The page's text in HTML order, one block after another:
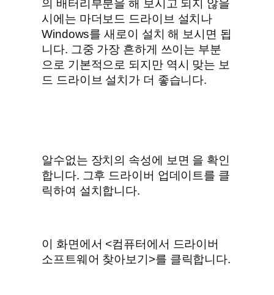
의 배터리부분을 해 보시고 되지 않을
시에는 마더보드 드라이브 설치나
Windows를 새로이 설치 해 보시면 됩
니다. 그중 가장 흔하게 쓰이는 부분
으로 기본적으로 되지만 역시 맞는 보
드 드라이브 설치가 더 좋습니다.
알수없는 장치의 속성에 보면 을 확인
합니다. 그후 드라이버 업데이트를 클
릭하여 설치합니다.
이 화면에서 <컴퓨터에서 드라이버
소프트웨어 찾아보기>를 클릭합니다.